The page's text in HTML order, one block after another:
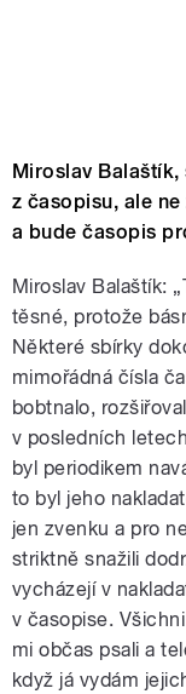
Miroslav
z časopisu, ale
a bude časopis
Miroslav Balaštík:
těsné, protože
Některé sbírky
mimořádná čísla
bobtnalo,
v posledních
byl periodikem
to byl jeho
jen zvenku a pro
striktně snažili
vycházejí v
v časopise.
mi občas psali a
když já vydám